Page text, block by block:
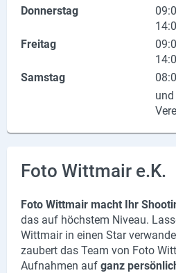
Donnerstag
Freitag
Samstag
Foto Wittmair e.K.
Foto Witt­mair macht Ihr
das auf höchs­tem Ni­veau.
Witt­mair in einen Star
zau­bert das Team von Foto
Auf­nah­men auf ganz